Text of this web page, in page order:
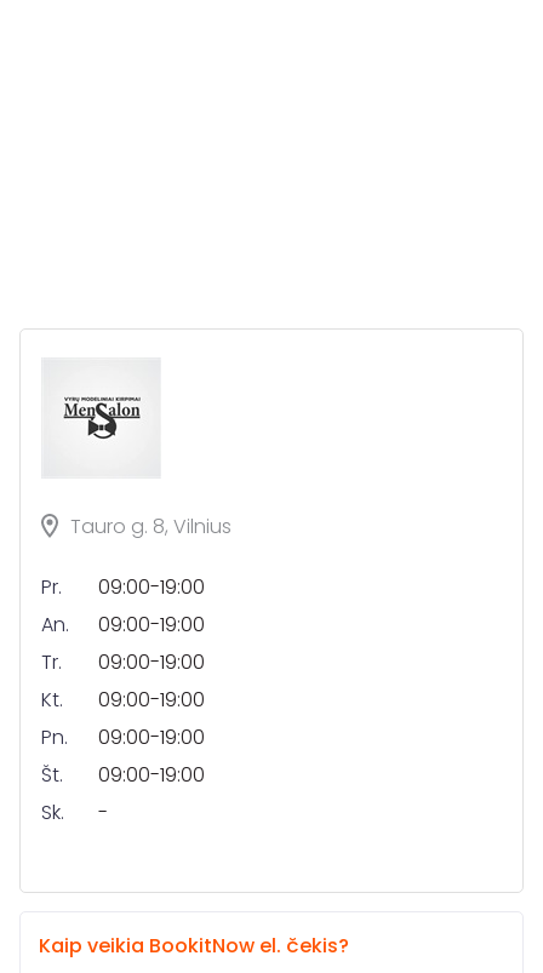
Tauro g. 8, Vilnius
Pr.
09:00-19:00
An.
09:00-19:00
Tr.
09:00-19:00
Kt.
09:00-19:00
Pn.
09:00-19:00
Št.
09:00-19:00
Sk.
-
Kaip veikia BookitNow el. čekis?